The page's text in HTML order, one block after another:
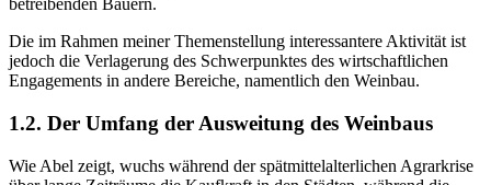
betreibenden Bauern.
Die im Rahmen meiner Themenstellung interessantere Aktivität ist
jedoch die Verlagerung des Schwerpunktes des wirtschaftlichen
Engagements in andere Bereiche, namentlich den Weinbau.
1.2. Der Umfang der Ausweitung des Weinbaus
Wie Abel zeigt, wuchs während der spätmittelalterlichen Agrarkrise